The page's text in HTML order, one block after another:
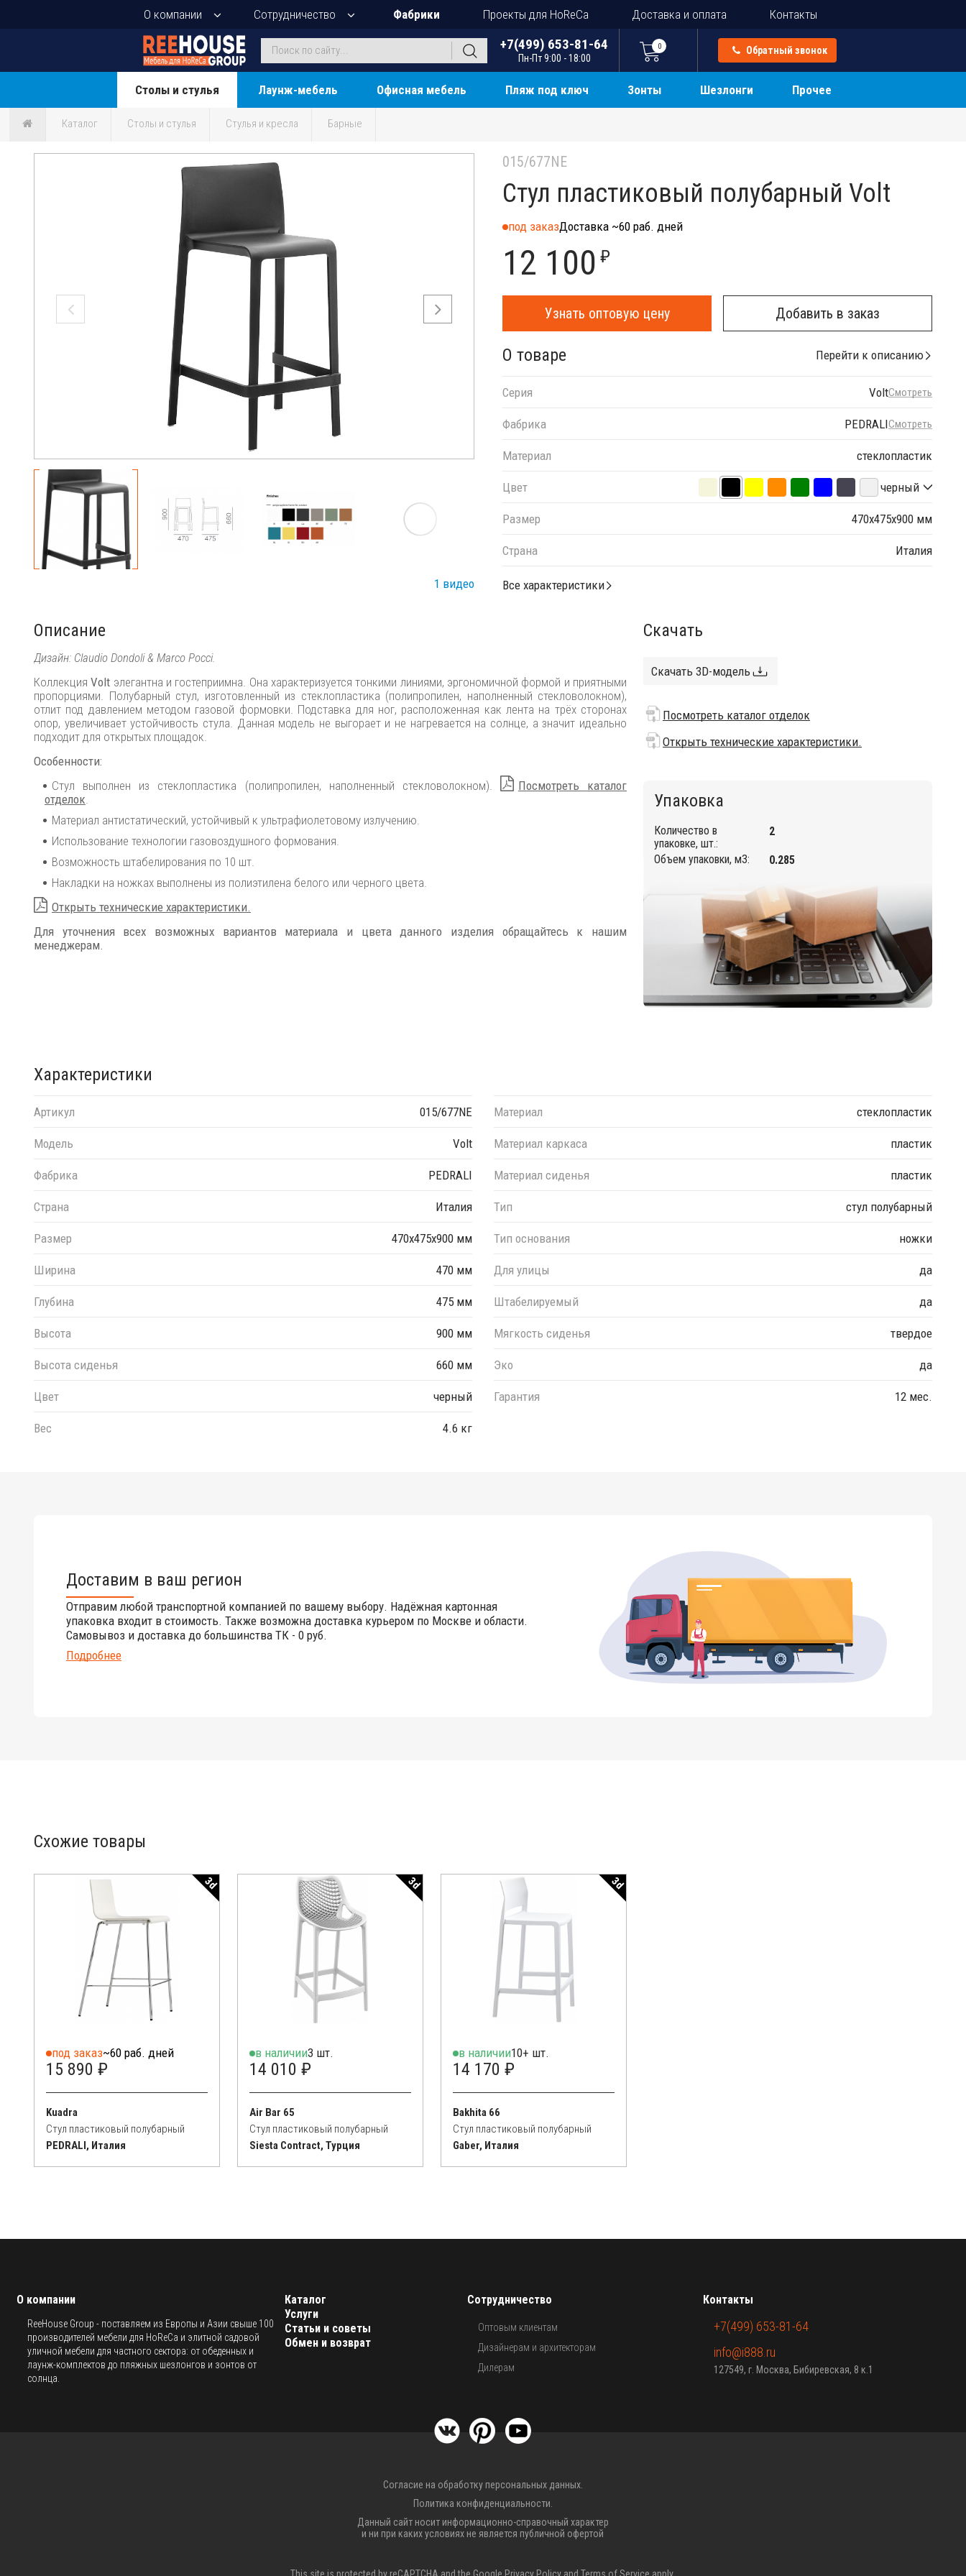
О компании Сотрудничество Фабрики Проекты для HoReCa Доставка и оплата Контакты
+7(499) 653-81-64
Пн-Пт 9:00 - 18:00
0 Обратный звонок
Столы и стулья Лаунж-мебель Офисная мебель Пляж под ключ Зонты Шезлонги Прочее
Каталог Столы и стулья Стулья и кресла Барные
1 видео
015/677NE
Стул пластиковый полубарный Volt
под заказДоставка ~60 раб. дней
12 100 ₽
Узнать оптовую цену Добавить в заказ
О товаре Перейти к описанию
Серия VoltСмотреть
Фабрика PEDRALIСмотреть
Материал стеклопластик
Цвет черный
Размер 470х475х900 мм
Страна Италия
Все характеристики
Описание
Дизайн: Claudio Dondoli & Marco Pocci.
КоллекцияVolt элегантна и гостеприимна. Она характеризуется тонкими линиями, эргономичной формой и приятными
пропорциями. Полубарный стул, изготовленный из стеклопластика (полипропилен, наполненный стекловолокном),
отлит под давлением методом газовой формовки. Подставка для ног, расположенная как лента на трёх сторонах
опор, увеличивает устойчивость стула. Данная модель не выгорает и не нагревается на солнце, а значит идеально
подходит для открытых площадок.
Особенности:
Стул выполнен из стеклопластика (полипропилен, наполненный стекловолокном).
Посмотреть каталог
отделок.
Материал антистатический, устойчивый к ультрафиолетовому излучению.
Использование технологии газовоздушного формования.
Возможность штабелирования по 10 шт.
Накладки на ножках выполнены из полиэтилена белого или черного цвета.
Открыть технические характеристики.
Для уточнения всех возможных вариантов материала и цвета данного изделия обращайтесь к нашим
менеджерам.
Скачать
Скачать 3D-модель
Посмотреть каталог отделок
Открыть технические характеристики.
Упаковка
Количество в
упаковке, шт.:
2
Объем упаковки, м3: 0.285
Характеристики
Артикул 015/677NE
Модель Volt
Фабрика PEDRALI
Страна Италия
Размер 470х475х900 мм
Ширина 470 мм
Глубина 475 мм
Высота 900 мм
Высота сиденья 660 мм
Цвет черный
Вес 4.6 кг
Материал стеклопластик
Материал каркаса пластик
Материал сиденья пластик
Тип стул полубарный
Тип основания ножки
Для улицы да
Штабелируемый да
Мягкость сиденья твердое
Эко да
Гарантия 12 мес.
Доставим в ваш регион
Отправим любой транспортной компанией по вашему выбору. Надёжная картонная
упаковка входит в стоимость. Также возможна доставка курьером по Москве и области.
Самовывоз и доставка до большинства ТК - 0 руб.
Подробнее
Схожие товары
3d
под заказ~60 раб. дней
15 890 ₽
Kuadra
Стул пластиковый полубарный
PEDRALI, Италия
3d
в наличии3 шт.
14 010 ₽
Air Bar 65
Стул пластиковый полубарный
Siesta Contract, Турция
3d
в наличии10+ шт.
14 170 ₽
Bakhita 66
Стул пластиковый полубарный
Gaber, Италия
О компании
ReeHouse Group - поставляем из Европы и Азии свыше 100
производителей мебели для HoReCa и элитной садовой
уличной мебели для частного сектора: от обеденных и
лаунж-комплектов до пляжных шезлонгов и зонтов от
солнца.
Каталог
Услуги
Статьи и советы
Обмен и возврат
Сотрудничество
Оптовым клиентам
Дизайнерам и архитекторам
Дилерам
Контакты
+7(499) 653-81-64
info@i888.ru
127549, г. Москва, Бибиревская, 8 к.1
Согласие на обработку персональных данных.
Политика конфиденциальности.
Данный сайт носит информационно-справочный характер
и ни при каких условиях не является публичной офертой